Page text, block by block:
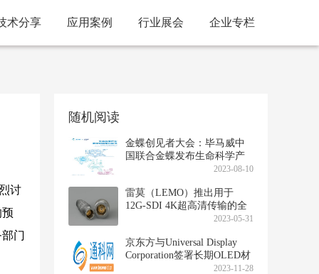
术分享 应用案例 行业展会 企业专栏
讨
门
随机阅读
金蝶创见者大会：毕马威中
国联合金蝶发布生命科学产
业数字化转型白皮书2023-08-10
雷莫（LEMO）推出用于
12G-SDI 4K超高清传输的全
2023-05-31
京东方与Universal Display
Corporation签署长期OLED材
2023-11-28